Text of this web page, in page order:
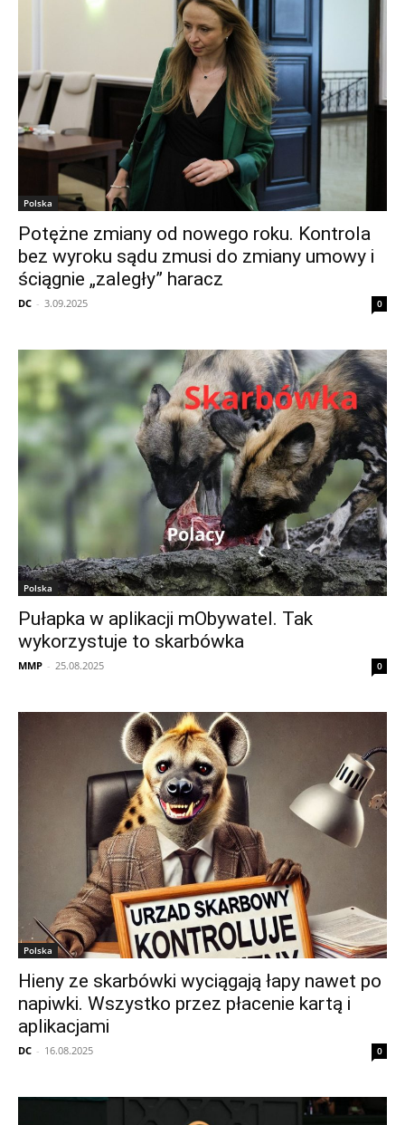
Polska
Potężne zmiany od nowego roku. Kontrola
bez wyroku sądu zmusi do zmiany umowy i
ściągnie „zaległy” haracz
DC - 3.09.2025 0
Polska
Pułapka w aplikacji mObywatel. Tak
wykorzystuje to skarbówka
MMP - 25.08.2025 0
Polska
Hieny ze skarbówki wyciągają łapy nawet po
napiwki. Wszystko przez płacenie kartą i
aplikacjami
DC - 16.08.2025 0